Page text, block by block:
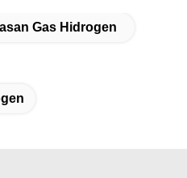
Gas Hidrogen